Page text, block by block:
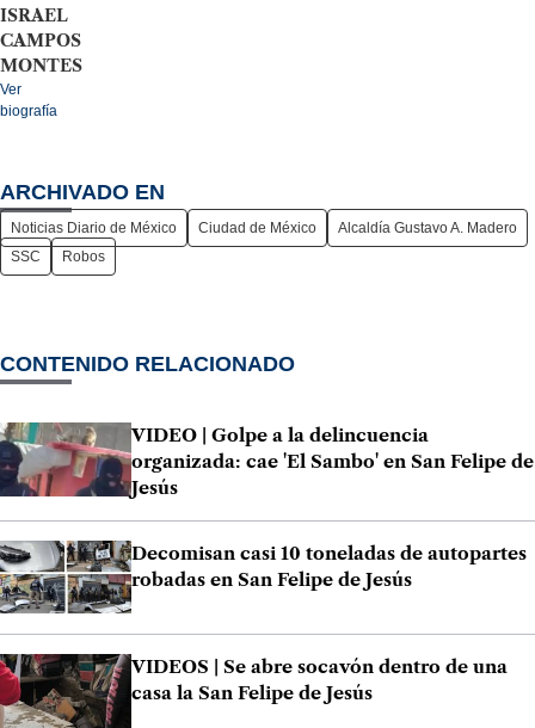
ISRAEL
CAMPOS
MONTES
Ver
biografía
ARCHIVADO EN
Noticias Diario de México Ciudad de México
Alcaldía Gustavo A. Madero
SSC
Robos
CONTENIDO RELACIONADO
VIDEO | Golpe a la delincuencia
organizada: cae 'El Sambo' en San Felipe de
Jesús
Decomisan casi 10 toneladas de autopartes
robadas en San Felipe de Jesús
VIDEOS | Se abre socavón dentro de una
casa la San Felipe de Jesús